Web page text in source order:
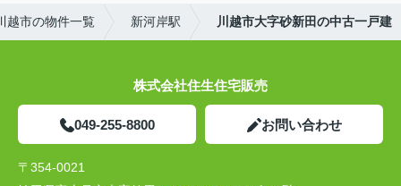
越市の物件一覧 新河岸駅 川越市大字砂新田の中古一戸建
株式会社住生住宅販売
049-255-8800 お問い合わせ
〒354-0021